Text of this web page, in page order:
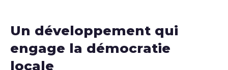
Un développement qui
engage la démocratie
locale